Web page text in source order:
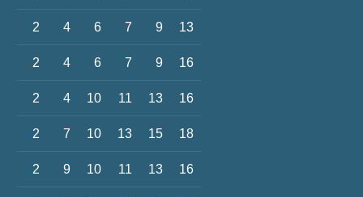
2 4 6 7 9 13
2 4 6 7 9 16
2 4 10 11 13 16
2 7 10 13 15 18
2 9 10 11 13 16